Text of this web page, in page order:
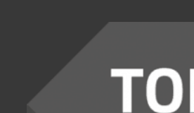
Optionen
können